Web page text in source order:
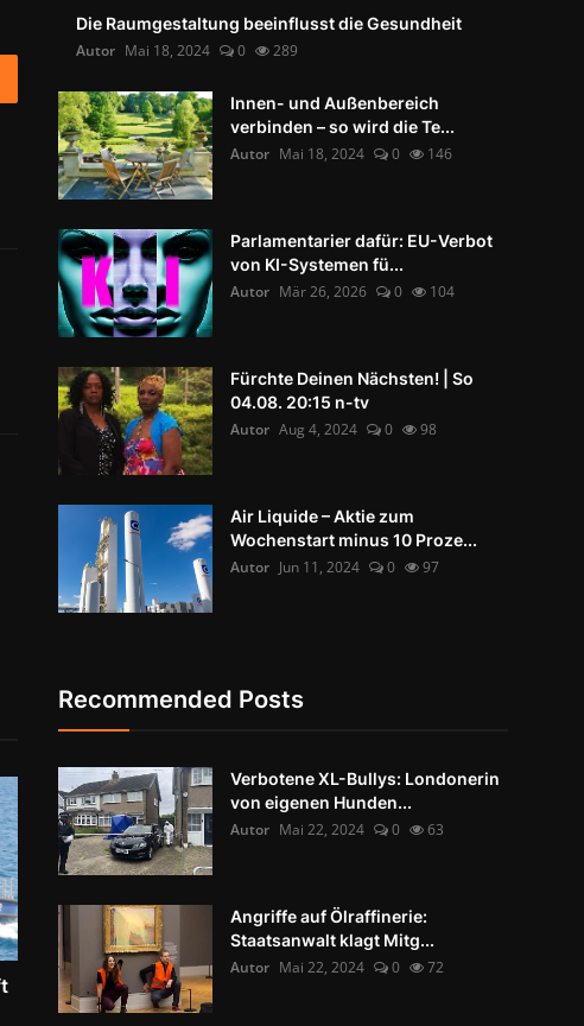
Die Raumgestaltung beeinflusst die Gesundheit
Autor Mai 18, 2024 0 289
Innen- und Außenbereich
verbinden – so wird die Te...
Autor Mai 18, 2024 0 146
Parlamentarier dafür: EU-Verbot
von KI-Systemen fü...
Autor Mär 26, 2026 0 104
Fürchte Deinen Nächsten! | So
04.08. 20:15 n-tv
Autor Aug 4, 2024 0 98
Air Liquide – Aktie zum
Wochenstart minus 10 Proze...
Autor Jun 11, 2024 0 97
Recommended Posts
Verbotene XL-Bullys: Londonerin
von eigenen Hunden...
Autor Mai 22, 2024 0 63
Angriffe auf Ölraffinerie:
Staatsanwalt klagt Mitg...
Autor Mai 22, 2024 0 72